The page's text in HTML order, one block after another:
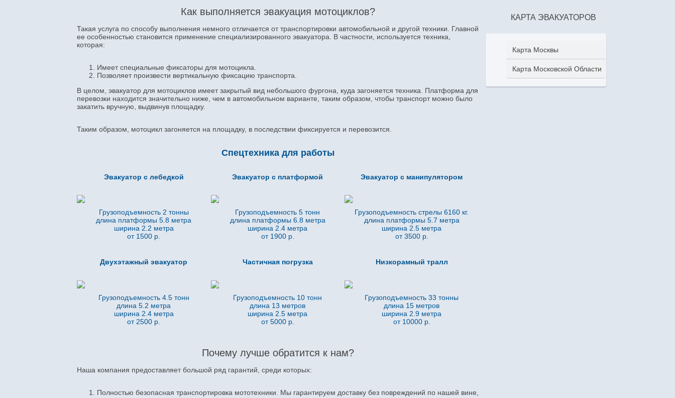
Как выполняется эвакуация мотоциклов?
Такая услуга по способу выполнения немного отличается от транспортировки автомобильной и другой техники. Главной
ее особенностью становится применение специализированного эвакуатора. В частности, используется техника,
которая:
Имеет специальные фиксаторы для мотоцикла.
Позволяет произвести вертикальную фиксацию транспорта.
В целом, эвакуатор для мотоциклов имеет закрытый вид небольшого фургона, куда загоняется техника. Платформа для
перевозки находится значительно ниже, чем в автомобильном варианте, таким образом, чтобы транспорт можно было
закатить вручную, выдвинув площадку.
Таким образом, мотоцикл загоняется на площадку, в последствии фиксируется и перевозится.
Спецтехника для работы
Эвакуатор с лебедкой
Грузоподъемность 2 тонны
длина платформы 5.8 метра
ширина 2.2 метра
от 1500 р.
Эвакуатор с платформой
Грузоподъемность 5 тонн
длина платформы 6.8 метра
ширина 2.4 метра
от 1900 р.
Эвакуатор с манипулятором
Грузоподъемность стрелы 6160 кг.
длина платформы 5.7 метра
ширина 2.5 метра
от 3500 р.
Двухэтажный эвакуатор
Грузоподъемность 4.5 тонн
длина 5.2 метра
ширина 2.4 метра
от 2500 р.
Частичная погрузка
Грузоподъемность 10 тонн
длина 13 метров
ширина 2.5 метра
от 5000 р.
Низкорамный тралл
Грузоподъемность 33 тонны
длина 15 метров
ширина 2.9 метра
от 10000 р.
Почему лучше обратится к нам?
Наша компания предоставляет большой ряд гарантий, среди которых:
Полностью безопасная транспортировка мототехники. Мы гарантируем доставку без повреждений по нашей вине,
КАРТА ЭВАКУАТОРОВ
Карта Москвы
Карта Московской Области